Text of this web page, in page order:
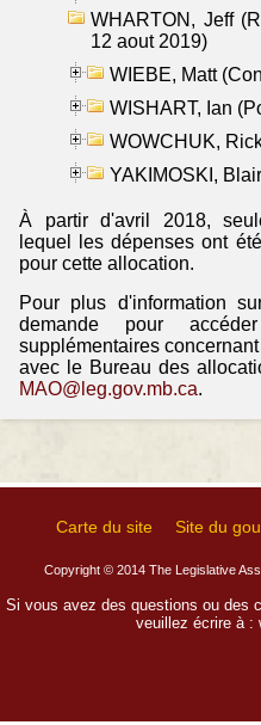
WHARTON, Jeff
12 aout 2019)
WIEBE, Matt
WISHART, Ian
WOWCHUK,
YAKIMOSKI,
À partir d'avril 2018,
lequel les dépenses ont
pour cette allocation.
Pour plus d'information
demande pour
supplémentaires
avec le Bureau des
MAO@leg.gov.mb.ca.
Carte du site Site du
Copyright © 2014 The Legislative
Si vous avez des questions ou des
veuillez écrire à :